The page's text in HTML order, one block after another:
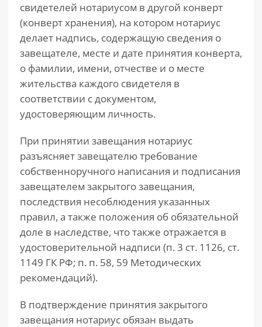
свидетелей нотариусом в другой конверт
(конверт хранения), на котором нотариус
делает надпись, содержащую сведения о
завещателе, месте и дате принятия конверта,
о фамилии, имени, отчестве и о месте
жительства каждого свидетеля в
соответствии с документом,
удостоверяющим личность.
При принятии завещания нотариус
разъясняет завещателю требование
собственноручного написания и подписания
завещателем закрытого завещания,
последствия несоблюдения указанных
правил, а также положения об обязательной
доле в наследстве, что также отражается в
удостоверительной надписи (п. 3 ст. 1126, ст.
1149 ГК РФ; п. п. 58, 59 Методических
рекомендаций).
В подтверждение принятия закрытого
завещания нотариус обязан выдать